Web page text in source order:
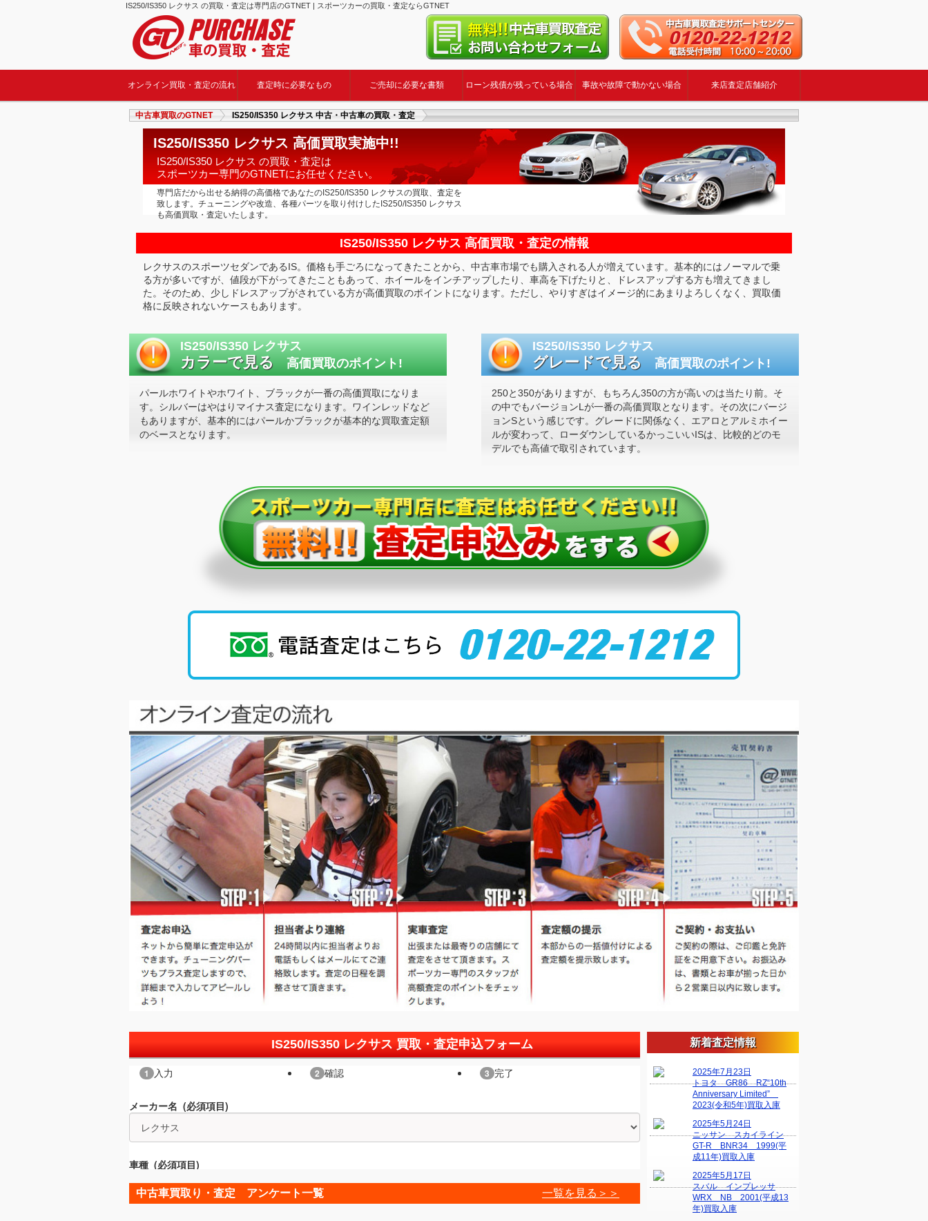
IS250/IS350 レクサス の買取・査定は専門店のGTNET | スポーツカーの買取・査定ならGTNET
オンライン買取・査定の流れ 査定時に必要なもの ご売却に必要な書類 ローン残債が残っている場合 事故や故障で動かない場合 来店査定店舗紹介
中古車買取のGTNET IS250/IS350 レクサス 中古・中古車の買取・査定
IS250/IS350 レクサス 高価買取実施中!!
IS250/IS350 レクサス の買取・査定は
スポーツカー専門のGTNETにお任せください。
専門店だから出せる納得の高価格であなたのIS250/IS350 レクサスの買取、査定を
致します。チューニングや改造、各種パーツを取り付けしたIS250/IS350 レクサス
も高価買取・査定いたします。
IS250/IS350 レクサス 高価買取・査定の情報
レクサスのスポーツセダンであるIS。価格も手ごろになってきたことから、中古車市場でも購入される人が増えています。基本的にはノーマルで乗
る方が多いですが、値段が下がってきたこともあって、ホイールをインチアップしたり、車高を下げたりと、ドレスアップする方も増えてきまし
た。そのため、少しドレスアップがされている方が高価買取のポイントになります。ただし、やりすぎはイメージ的にあまりよろしくなく、買取価
格に反映されないケースもあります。
IS250/IS350 レクサス
カラーで見る 高価買取のポイント!
パールホワイトやホワイト、ブラックが一番の高価買取になりま
す。シルバーはやはりマイナス査定になります。ワインレッドなど
もありますが、基本的にはパールかブラックが基本的な買取査定額
のベースとなります。
IS250/IS350 レクサス
グレードで見る 高価買取のポイント!
250と350がありますが、もちろん350の方が高いのは当たり前。そ
の中でもバージョンLが一番の高価買取となります。その次にバージ
ョンSという感じです。グレードに関係なく、エアロとアルミホイー
ルが変わって、ローダウンしているかっこいいISは、比較的どのモ
デルでも高値で取引されています。
IS250/IS350 レクサス 買取・査定申込フォーム
中古車買取り・査定 アンケート一覧 一覧を見る＞＞
新着査定情報
2025年7月23日
トヨタ GR86 RZ“10th
Anniversary Limited”
2023(令和5年)買取入庫
2025年5月24日
ニッサン スカイライン
GT-R BNR34 1999(平
成11年)買取入庫
2025年5月17日
スバル インプレッサ
WRX NB 2001(平成13
年)買取入庫